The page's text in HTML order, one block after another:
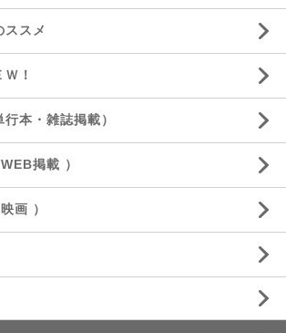
ススメ
！
本・雑誌掲載）
掲載 ）
画 ）